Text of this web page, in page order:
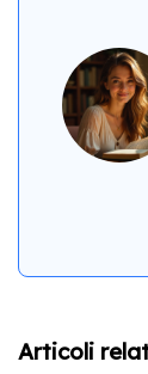
Articoli